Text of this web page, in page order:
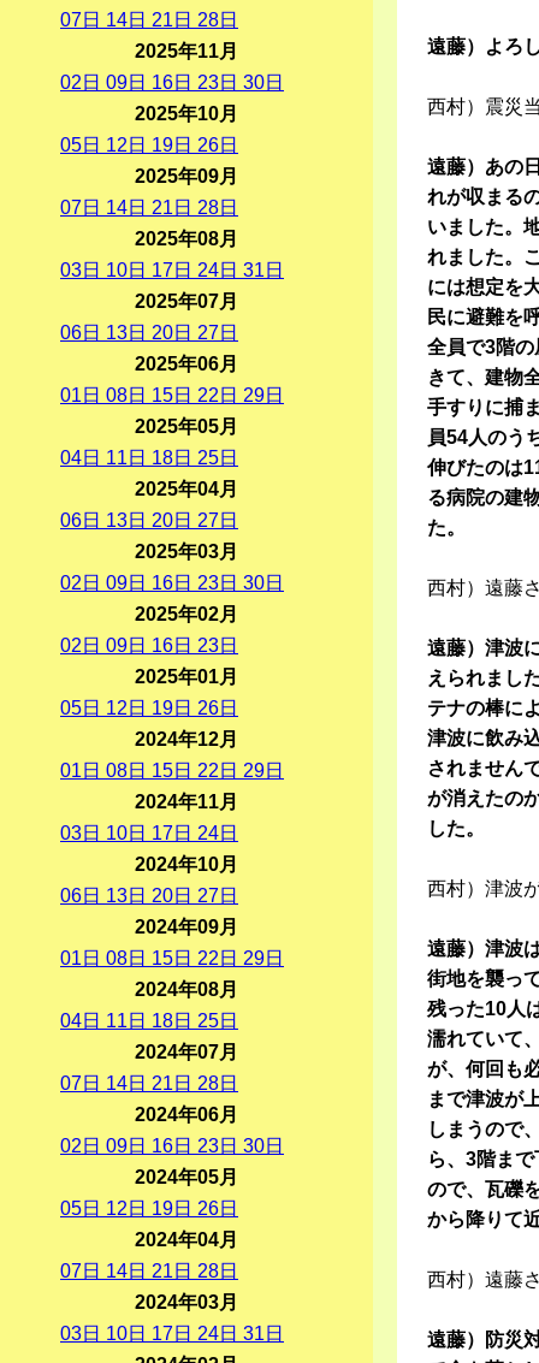
遠藤）よろ
西村）震災
遠藤）あの
れが収まる
いました。
れました。
には想定を
民に避難を
全員で3階
きて、建物
手すりに捕
員54人のう
伸びたのは
る病院の建
た。
西村）遠藤
遠藤）津波
えられまし
テナの棒に
津波に飲み
されません
が消えたの
した。
西村）津波
遠藤）津波
街地を襲っ
残った10人
濡れていて
が、何回も
まで津波が
しまうので
ら、3階ま
ので、瓦礫
から降りて
西村）遠藤
遠藤）防災
07日 14日 21 日 28日
2025年11月
02 日 09日 16日 23日 30日
2025年10月
05日 12 日 19日 26日
2025年09月
07日 14日 21 日 28日
2025年08月
03日 10日 17日 24日 31 日
2025年07月
06日 13日 20日 27日
2025年06月
01 日 08日 15日 22 日 29日
2025年05月
04日 11 日 18日 25日
2025年04月
06日 13日 20日 27日
2025年03月
02 日 09日 16日 23日 30日
2025年02月
02 日 09日 16日 23日
2025年01月
05日 12 日 19日 26日
2024年12月
01 日 08日 15日 22 日 29日
2024年11月
03日 10日 17日 24日
2024年10月
06日 13日 20日 27日
2024年09月
01 日 08日 15日 22 日 29日
2024年08月
04日 11 日 18日 25日
2024年07月
07日 14日 21 日 28日
2024年06月
02 日 09日 16日 23日 30日
2024年05月
05日 12 日 19日 26日
2024年04月
07日 14日 21 日 28日
2024年03月
03日 10日 17日 24日 31 日